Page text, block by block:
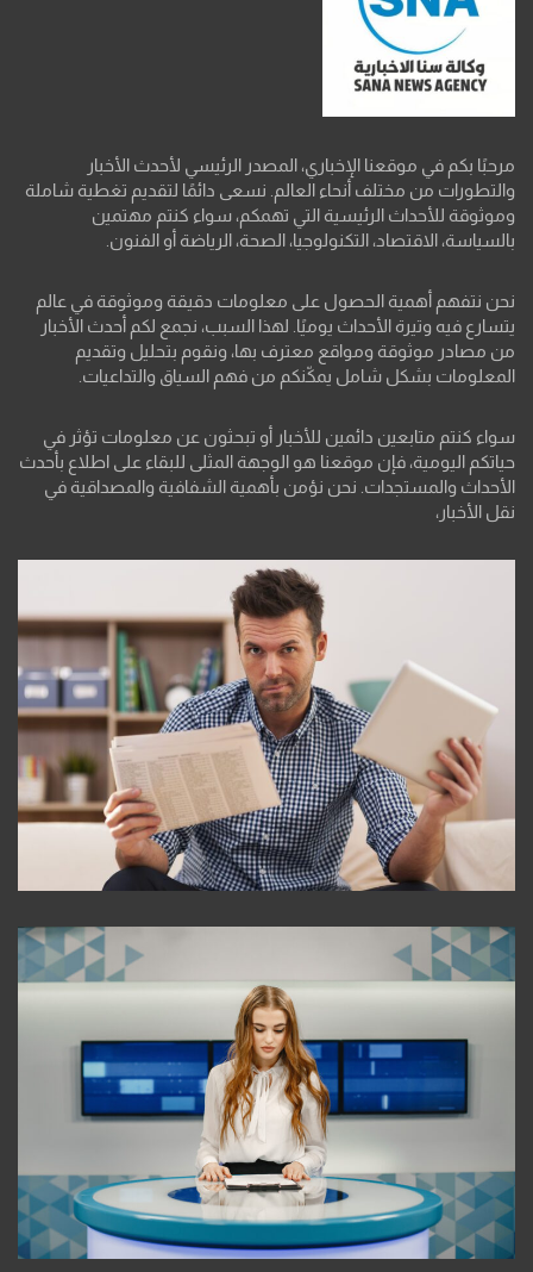
مرحبًا بكم في موقعنا الإخباري، المصدر الرئيسي لأحدث الأخبار
والتطورات من مختلف أنحاء العالم. نسعى دائمًا لتقديم تغطية شاملة
وموثوقة للأحداث الرئيسية التي تهمكم، سواء كنتم مهتمين
بالسياسة، الاقتصاد، التكنولوجيا، الصحة، الرياضة أو الفنون.
نحن نتفهم أهمية الحصول على معلومات دقيقة وموثوقة في عالم
يتسارع فيه وتيرة الأحداث يوميًا. لهذا السبب، نجمع لكم أحدث الأخبار
من مصادر موثوقة ومواقع معترف بها، ونقوم بتحليل وتقديم
المعلومات بشكل شامل يمكّنكم من فهم السياق والتداعيات.
سواء كنتم متابعين دائمين للأخبار أو تبحثون عن معلومات تؤثر في
حياتكم اليومية، فإن موقعنا هو الوجهة المثلى للبقاء على اطلاع بأحدث
الأحداث والمستجدات. نحن نؤمن بأهمية الشفافية والمصداقية في
نقل الأخبار،